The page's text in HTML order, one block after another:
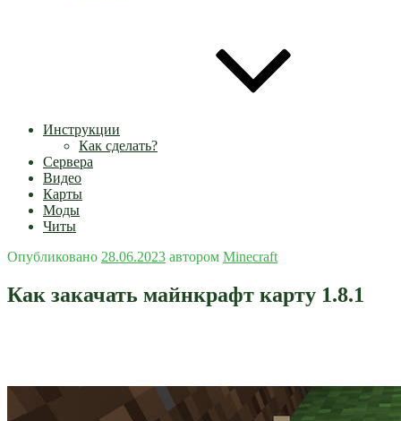
Инструкции
Как сделать?
Сервера
Видео
Карты
Моды
Читы
Опубликовано 28.06.2023 автором Minecraft
Как закачать майнкрафт карту 1.8.1